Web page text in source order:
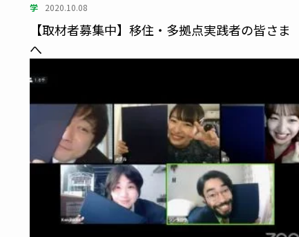
学 2020.10.08
【取材者募集中】移住・多拠点実践者の皆さま
へ